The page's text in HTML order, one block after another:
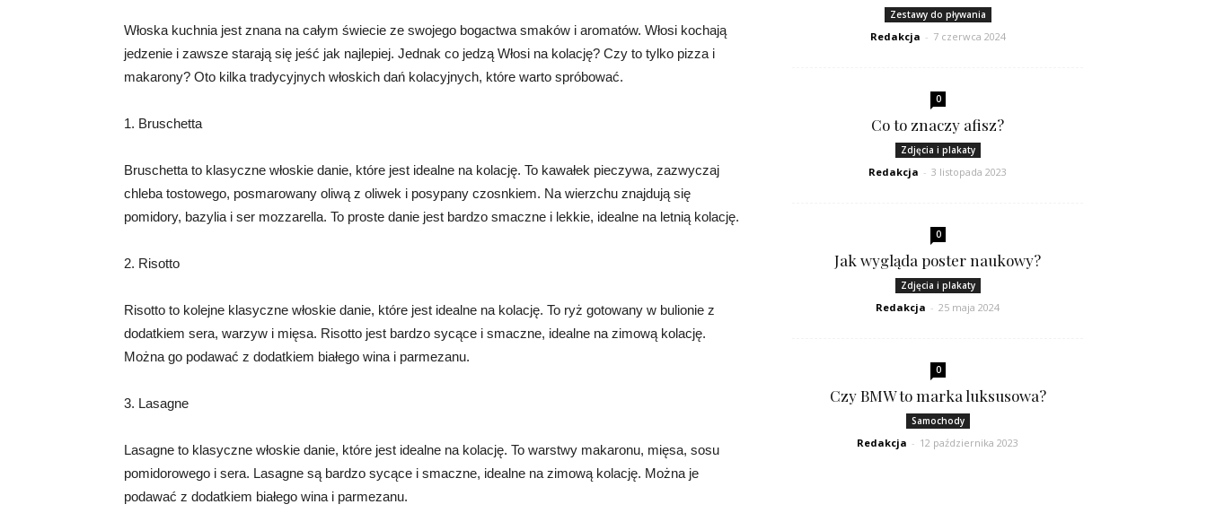
Włoska kuchnia jest znana na całym świecie ze swojego bogactwa smaków i aromatów. Włosi kochają
jedzenie i zawsze starają się jeść jak najlepiej. Jednak co jedzą Włosi na kolację? Czy to tylko pizza i
makarony? Oto kilka tradycyjnych włoskich dań kolacyjnych, które warto spróbować.
1. Bruschetta
Bruschetta to klasyczne włoskie danie, które jest idealne na kolację. To kawałek pieczywa, zazwyczaj
chleba tostowego, posmarowany oliwą z oliwek i posypany czosnkiem. Na wierzchu znajdują się
pomidory, bazylia i ser mozzarella. To proste danie jest bardzo smaczne i lekkie, idealne na letnią kolację.
2. Risotto
Risotto to kolejne klasyczne włoskie danie, które jest idealne na kolację. To ryż gotowany w bulionie z
dodatkiem sera, warzyw i mięsa. Risotto jest bardzo sycące i smaczne, idealne na zimową kolację.
Można go podawać z dodatkiem białego wina i parmezanu.
3. Lasagne
Lasagne to klasyczne włoskie danie, które jest idealne na kolację. To warstwy makaronu, mięsa, sosu
pomidorowego i sera. Lasagne są bardzo sycące i smaczne, idealne na zimową kolację. Można je
podawać z dodatkiem białego wina i parmezanu.
Zestawy do pływania
Redakcja - 7 czerwca 2024
0
Co to znaczy afisz?
Zdjęcia i plakaty
Redakcja - 3 listopada 2023
0
Jak wygląda poster naukowy?
Zdjęcia i plakaty
Redakcja - 25 maja 2024
0
Czy BMW to marka luksusowa?
Samochody
Redakcja - 12 października 2023